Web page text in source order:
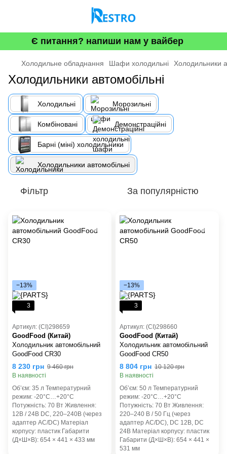
Є питання? напиши нам у вайбер
Холодильне обладнання Шафи холодильні Холодильники
Холодильники автомобільні
Холодильні Морозильнi
Комбіновані Демонстраційні
Барні (міні) холодильники
Холодильники автомобільні
Фільтр За популярністю
−13%
3
Артикул: (CI)298659
GoodFood (Китай)
Холодильник автомобільний
GoodFood CR30
8 230 грн 9 460 грн
В наявності
Об’єм: 35 л Температурний
режим: -20°C…+20°C
Потужність: 70 Вт Живлення:
12В / 24В DC, 220–240В (через
адаптер AC/DC) Матеріал
корпусу: пластик Габарити
(Д×Ш×В): 654 × 441 × 433 мм
−13%
3
Артикул: (CI)298660
GoodFood (Китай)
Холодильник автомобільний
GoodFood CR50
8 804 грн 10 120 грн
В наявності
Об’єм: 50 л Температурний
режим: -20°C…+20°C
Потужність: 70 Вт Живлення:
220–240 В / 50 Гц (через
адаптер AC/DC), DC 12В, DC
24В Матеріал корпусу: пластик
Габарити (Д×Ш×В): 654 × 441 ×
531 мм